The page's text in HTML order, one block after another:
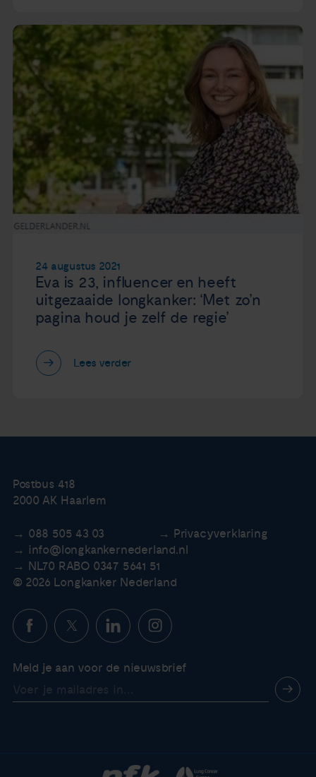
24 augustus 2021
Eva is 23, influencer en heeft
uitgezaaide longkanker: ‘Met zo’n
pagina houd je zelf de regie’
Lees verder
Postbus 418
2000 AK Haarlem
088 505 43 03
Privacyverklaring
info@longkankernederland.nl
NL70 RABO 0347 5641 51
© 2026 Longkanker Nederland
Meld je aan voor de nieuwsbrief